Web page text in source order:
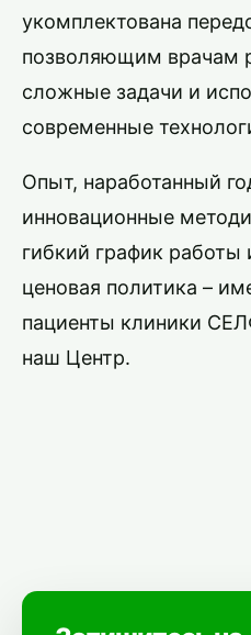
укомплектована
позволяющим врачам
сложные задачи и
современные
Опыт, наработанный
инновационные
гибкий график работы
ценовая политика –
пациенты клиники
наш Центр.